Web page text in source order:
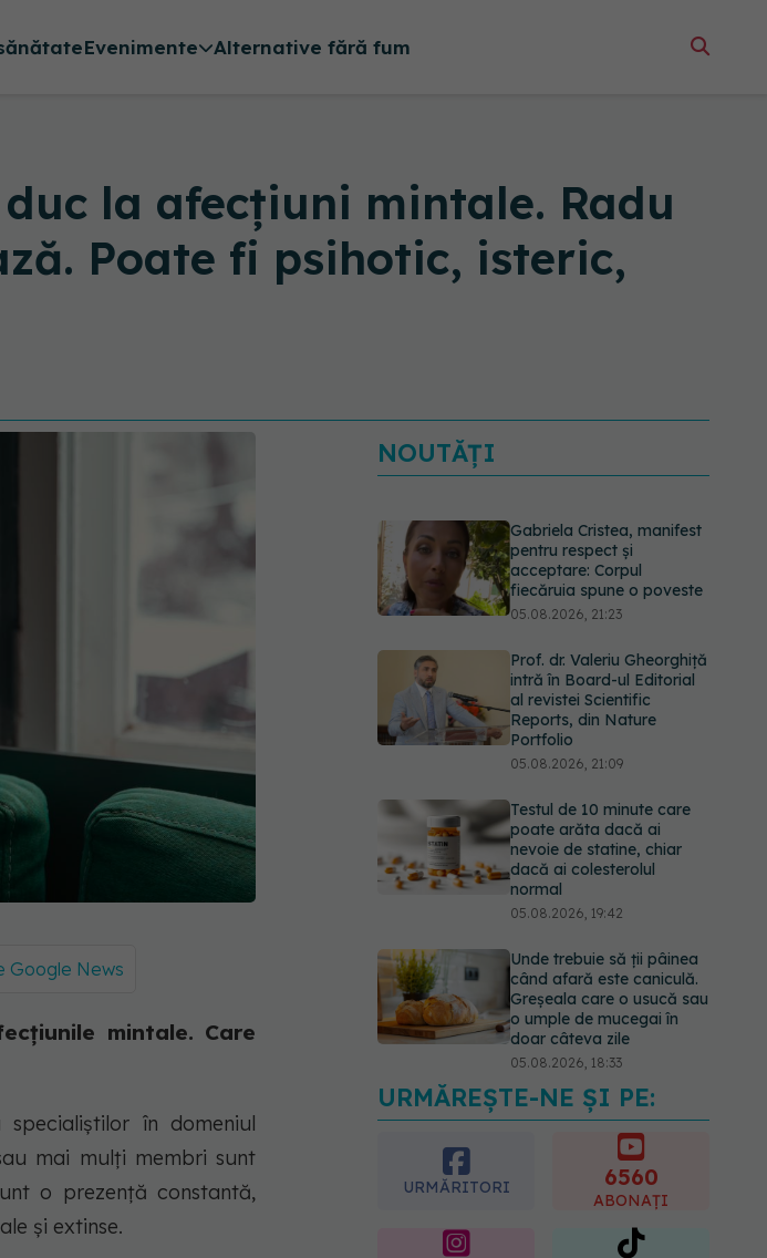
Evenimente Alternative fără fum
la afecțiuni mintale. Radu
Poate fi psihotic, isteric,
Google News
mintale. Care
în domeniul
mai mulți membri sunt
o prezență constantă,
și extinse.
NOUTĂȚI
Gabriela Cristea, manifest
pentru respect și
acceptare: Corpul
fiecăruia spune o poveste
05.08.2026, 21:23
Prof. dr. Valeriu Gheorghiță
intră în Board-ul Editorial
al revistei Scientific
Reports, din Nature
Portfolio
05.08.2026, 21:09
Testul de 10 minute care
poate arăta dacă ai
nevoie de statine, chiar
dacă ai colesterolul
normal
05.08.2026, 19:42
Unde trebuie să ții pâinea
când afară este caniculă.
Greșeala care o usucă sau
o umple de mucegai în
doar câteva zile
05.08.2026, 18:33
Primele 5 semne ale bolii
Parkinson pe care 80%
dintre oameni le ignoră.
Nu e vorba doar despre
URMĂREȘTE-NE ȘI PE:
URMĂRITORI 6560
ABONAȚI